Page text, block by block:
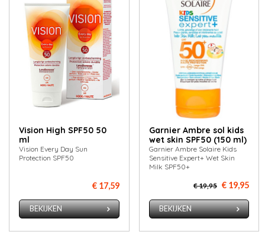
Vision High SPF50 50
ml
Vision Every Day Sun
Protection SPF50
€ 17,59
BEKIJKEN
Garnier Ambre sol kids
wet skin SPF50 (150 ml)
Garnier Ambre Solaire Kids
Sensitive Expert+ Wet Skin
Milk SPF50+
€ 19,95 € 19,95
BEKIJKEN